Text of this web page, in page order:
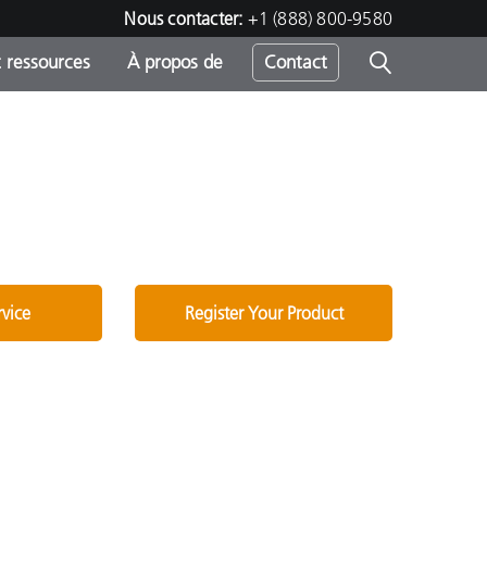
Nous contacter: +1 (888) 800-9580
À propos de Contact
Register Your Product